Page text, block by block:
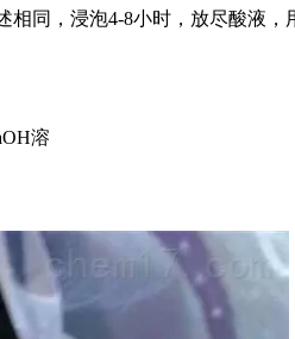
相同，浸泡4-8小时，放尽酸液，
溶